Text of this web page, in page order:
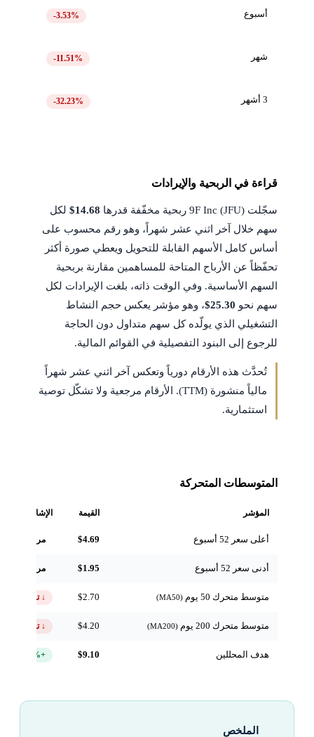
أسبوع -3.53%
شهر -11.51%
3 أشهر -32.23%
قراءة في الربحية والإيرادات
سجّلت 9F Inc (JFU) ربحية مخفّفة قدرها $14.68لكل
سهم خلال آخر اثني عشر شهراً، وهو رقم محسوب على
أساس كامل الأسهم القابلة للتحويل ويعطي صورة أكثر
تحفّظاً عن الأرباح المتاحة للمساهمين مقارنة بربحية
السهم الأساسية. وفي الوقت ذاته، بلغت الإيرادات لكل
سهم نحو $25.30، وهو مؤشر يعكس حجم النشاط
التشغيلي الذي يولّده كل سهم متداول دون الحاجة
للرجوع إلى البنود التفصيلية في القوائم المالية.
تُحدَّث هذه الأرقام دورياً وتعكس آخر اثني عشر شهراً
مالياً منشورة (TTM). الأرقام مرجعية ولا تشكّل توصية
استثمارية.
المتوسطات المتحركة
المؤشر القيمة الإشارة
أعلى سعر 52 أسبوع $4.69 مرجعي
أدنى سعر 52 أسبوع $1.95 مرجعي
متوسط متحرك 50 يوم $2.70 ↓ تحت
متوسط متحرك 200 يوم $4.20 ↓ تحت
هدف المحللين $9.10
+269.9%
الملخص